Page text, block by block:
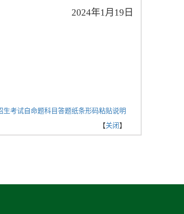
2024年1月19日
考试自命题科目答题纸条形码粘贴说明
【关闭】